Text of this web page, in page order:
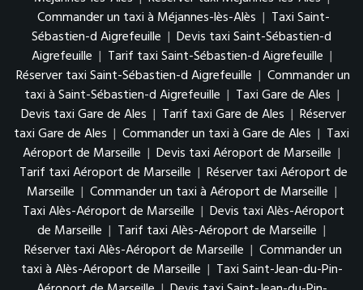
Commander un taxi à Méjannes-lès-Alès | Taxi Saint-
Sébastien-d Aigrefeuille | Devis taxi Saint-Sébastien-d
Aigrefeuille | Tarif taxi Saint-Sébastien-d Aigrefeuille |
Réserver taxi Saint-Sébastien-d Aigrefeuille | Commander un
taxi à Saint-Sébastien-d Aigrefeuille | Taxi Gare de Ales |
Devis taxi Gare de Ales | Tarif taxi Gare de Ales | Réserver
taxi Gare de Ales | Commander un taxi à Gare de Ales | Taxi
Aéroport de Marseille | Devis taxi Aéroport de Marseille |
Tarif taxi Aéroport de Marseille | Réserver taxi Aéroport de
Marseille | Commander un taxi à Aéroport de Marseille |
Taxi Alès-Aéroport de Marseille | Devis taxi Alès-Aéroport
de Marseille | Tarif taxi Alès-Aéroport de Marseille |
Réserver taxi Alès-Aéroport de Marseille | Commander un
taxi à Alès-Aéroport de Marseille | Taxi Saint-Jean-du-Pin-